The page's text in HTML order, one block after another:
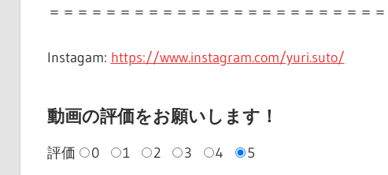
＝＝＝＝＝＝＝＝＝＝＝＝＝＝＝＝＝＝＝＝＝＝＝
Instagam: https://www.instagram.com/yuri.suto/
動画の評価をお願いします！
評価 0 1 2 3 4 5